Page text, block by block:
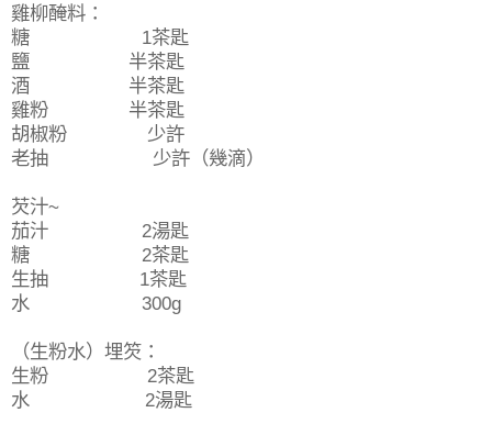
雞柳醃料：
糖 1茶匙
鹽 半茶匙
酒 半茶匙
雞粉 半茶匙
胡椒粉 少許
老抽 少許（幾滴）
芡汁~
茄汁 2湯匙
糖 2茶匙
生抽 1茶匙
水 300g
（生粉水）埋䇜：
生粉 2茶匙
水 2湯匙